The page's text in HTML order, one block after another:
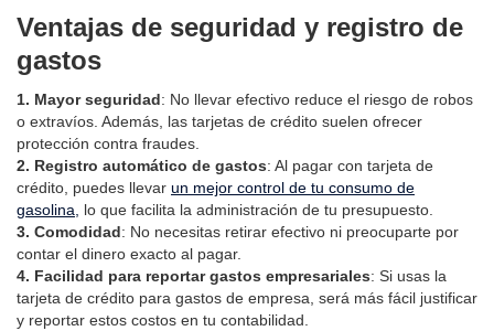
Ventajas de seguridad y registro de
gastos
1. Mayor seguridad: No llevar efectivo reduce el riesgo de robos
o extravíos. Además, las tarjetas de crédito suelen ofrecer
protección contra fraudes.
2. Registro automático de gastos: Al pagar con tarjeta de
crédito, puedes llevar un mejor control de tu consumo de
gasolina,
lo que facilita la administración de tu presupuesto.
3. Comodidad: No necesitas retirar efectivo ni preocuparte por
contar el dinero exacto al pagar.
4. Facilidad para reportar gastos empresariales: Si usas la
tarjeta de crédito para gastos de empresa, será más fácil justificar
y reportar estos costos en tu contabilidad.